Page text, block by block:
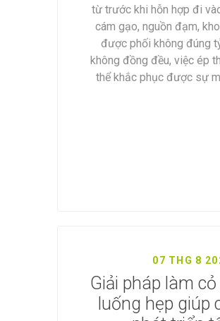
từ trước khi hỗn hợp đi
cám gạo, nguồn đạm,
được phối không đúng
không đồng đều, việc ép
thể khắc phục được sự
07 THG 8
Giải pháp làm
luống hẹp giúp